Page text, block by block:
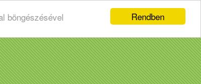
Rendben
böngészésével